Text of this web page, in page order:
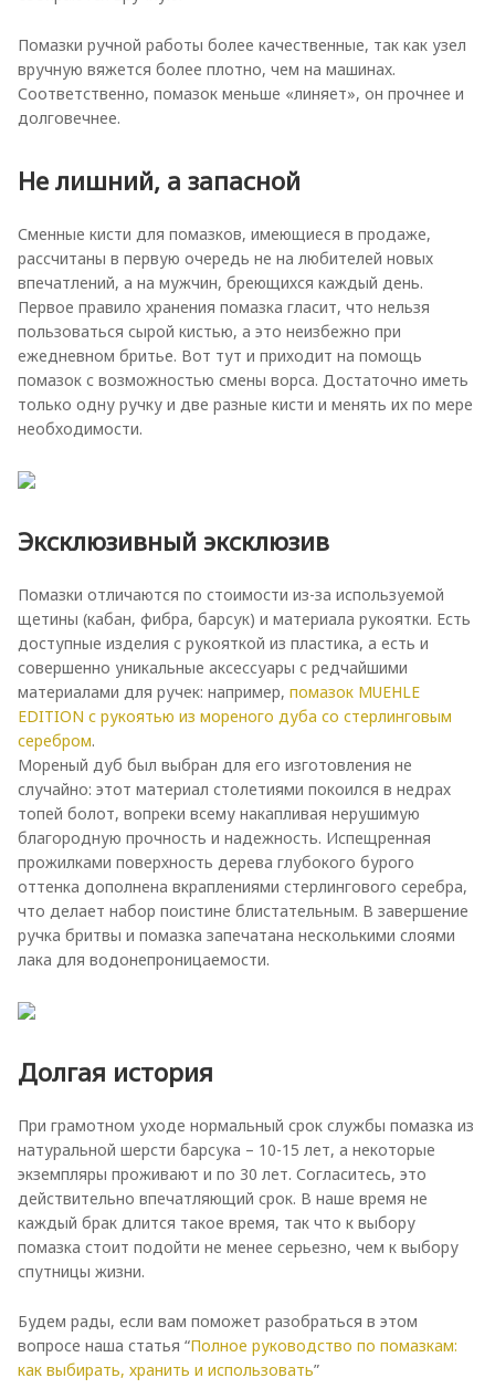
Помазки ручной работы более качественные, так как узел
вручную вяжется более плотно, чем на машинах.
Соответственно, помазок меньше «линяет», он прочнее и
долговечнее.
Не лишний, а запасной
Сменные кисти для помазков, имеющиеся в продаже,
рассчитаны в первую очередь не на любителей новых
впечатлений, а на мужчин, бреющихся каждый день.
Первое правило хранения помазка гласит, что нельзя
пользоваться сырой кистью, а это неизбежно при
ежедневном бритье. Вот тут и приходит на помощь
помазок с возможностью смены ворса. Достаточно иметь
только одну ручку и две разные кисти и менять их по мере
необходимости.
Эксклюзивный эксклюзив
Помазки отличаются по стоимости из-за используемой
щетины (кабан, фибра, барсук) и материала рукоятки. Есть
доступные изделия с рукояткой из пластика, а есть и
совершенно уникальные аксессуары с редчайшими
материалами для ручек: например, помазок MUEHLE
EDITION с рукоятью из мореного дуба со стерлинговым
серебром.
Мореный дуб был выбран для его изготовления не
случайно: этот материал столетиями покоился в недрах
топей болот, вопреки всему накапливая нерушимую
благородную прочность и надежность. Испещренная
прожилками поверхность дерева глубокого бурого
оттенка дополнена вкраплениями стерлингового серебра,
что делает набор поистине блистательным. В завершение
ручка бритвы и помазка запечатана несколькими слоями
лака для водонепроницаемости.
Долгая история
При грамотном уходе нормальный срок службы помазка из
натуральной шерсти барсука – 10-15 лет, а некоторые
экземпляры проживают и по 30 лет. Согласитесь, это
действительно впечатляющий срок. В наше время не
каждый брак длится такое время, так что к выбору
помазка стоит подойти не менее серьезно, чем к выбору
спутницы жизни.
Будем рады, если вам поможет разобраться в этом
вопросе наша статья “Полное руководство по помазкам:
как выбирать, хранить и использовать”